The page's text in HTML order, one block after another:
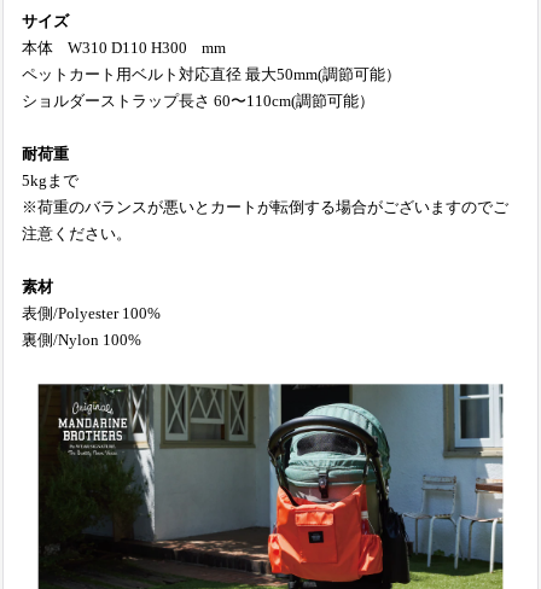
サイズ
本体 W310 D110 H300 mm
ペットカート用ベルト対応直径 最大50mm(調節可能）
ショルダーストラップ長さ 60〜110cm(調節可能）
耐荷重
5kgまで
※荷重のバランスが悪いとカートが転倒する場合がございますのでご
注意ください。
素材
表側/Polyester 100%
裏側/Nylon 100%